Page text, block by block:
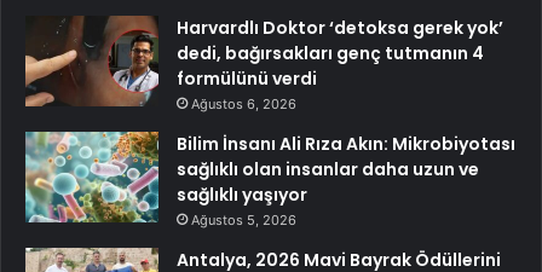
Harvardlı Doktor ‘detoksa gerek yok’
dedi, bağırsakları genç tutmanın 4
formülünü verdi
Ağustos 6, 2026
Bilim İnsanı Ali Rıza Akın: Mikrobiyotası
sağlıklı olan insanlar daha uzun ve
sağlıklı yaşıyor
Ağustos 5, 2026
Antalya, 2026 Mavi Bayrak Ödüllerini